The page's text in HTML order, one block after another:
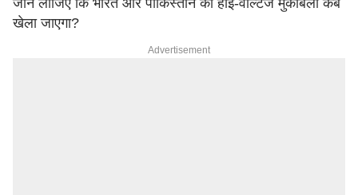
जान लीजिए कि भारत और पाकिस्तान का हाई-वोल्टेज मुकाबला कब
खेला जाएगा?
Advertisement